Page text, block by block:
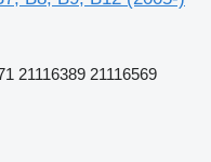
21116389 21116569